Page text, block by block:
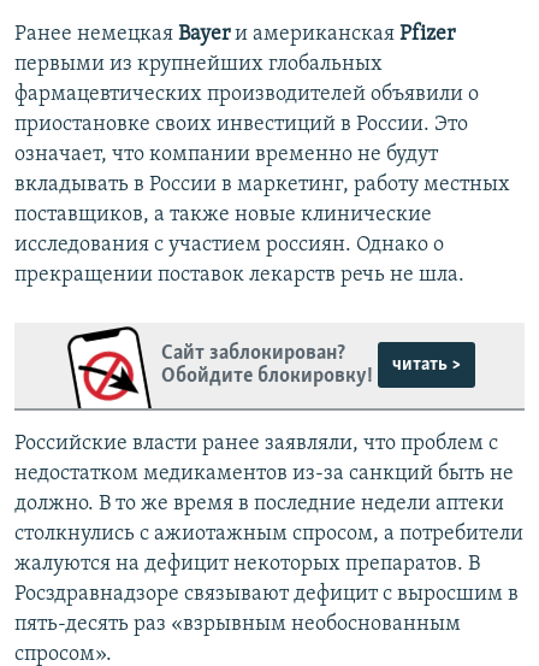
Ранее немецкая Bayerи американская Pfizer
первыми из крупнейших глобальных
фармацевтических производителей объявили о
приостановке своих инвестиций в России. Это
означает, что компании временно не будут
вкладывать в России в маркетинг, работу местных
поставщиков, а также новые клинические
исследования с участием россиян. Однако о
прекращении поставок лекарств речь не шла.
Сайт заблокирован?
Обойдите блокировку!
читать >
Российские власти ранее заявляли, что проблем с
недостатком медикаментов из-за санкций быть не
должно. В то же время в последние недели аптеки
столкнулись с ажиотажным спросом, а потребители
жалуются на дефицит некоторых препаратов. В
Росздравнадзоре связывают дефицит с выросшим в
пять-десять раз «взрывным необоснованным
спросом».